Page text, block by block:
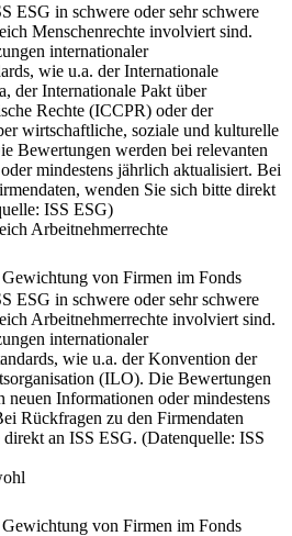
ESG in schwere oder sehr schwere
Menschenrechte involviert sind.
internationaler
wie u.a. der Internationale
der Internationale Pakt über
Rechte (ICCPR) oder der
wirtschaftliche, soziale und kulturelle
Bewertungen werden bei relevanten
mindestens jährlich aktualisiert. Bei
wenden Sie sich bitte direkt
ISS ESG)
Arbeitnehmerrechte
von Firmen im Fonds
ESG in schwere oder sehr schwere
Arbeitnehmerrechte involviert sind.
internationaler
wie u.a. der Konvention der
(ILO). Die Bewertungen
neuen Informationen oder mindestens
Rückfragen zu den Firmendaten
an ISS ESG. (Datenquelle: ISS
von Firmen im Fonds